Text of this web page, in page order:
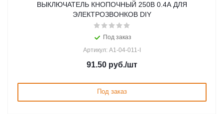
ВЫКЛЮЧАТЕЛЬ КНОПОЧНЫЙ 250В 0.4А ДЛЯ
ЭЛЕКТРОЗВОНКОВ DIY
Под заказ
Артикул: A1-04-011-I
91.50 руб./шт
Под заказ